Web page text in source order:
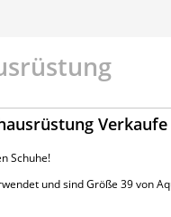
Schuhe!
und sind Größe 39 von